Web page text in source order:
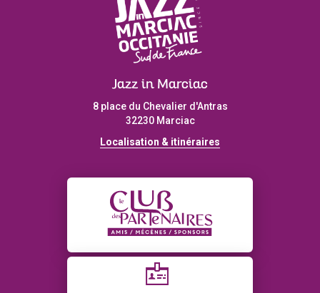
Jazz in Marciac
8 place du Chevalier d'Antras
32230 Marciac
Localisation & itinéraires